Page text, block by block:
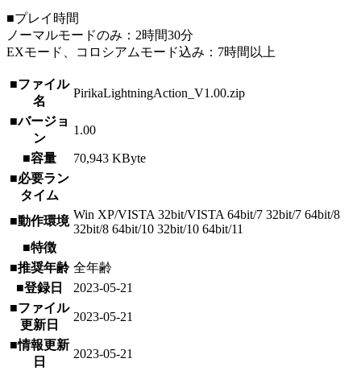
■プレイ時間
ノーマルモードのみ：2時間30分
EXモード、コロシアムモード込み：7時間以上
■ファイル
名
PirikaLightningAction_V1.00.zip
■バージョ
ン
1.00
■容量
70,943 KByte
■必要ラン
タイム
■動作環境 Win XP/VISTA 32bit/VISTA 64bit/7 32bit/7 64bit/8
32bit/8 64bit/10 32bit/10 64bit/11
■特徴
■推奨年齢 全年齢
■登録日
2023-05-21
■ファイル
更新日
2023-05-21
■情報更新
日
2023-05-21